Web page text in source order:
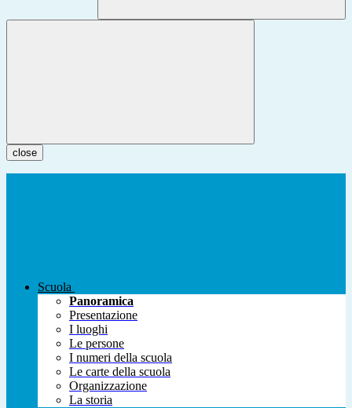
close
Scuola
Panoramica
Presentazione
I luoghi
Le persone
I numeri della scuola
Le carte della scuola
Organizzazione
La storia